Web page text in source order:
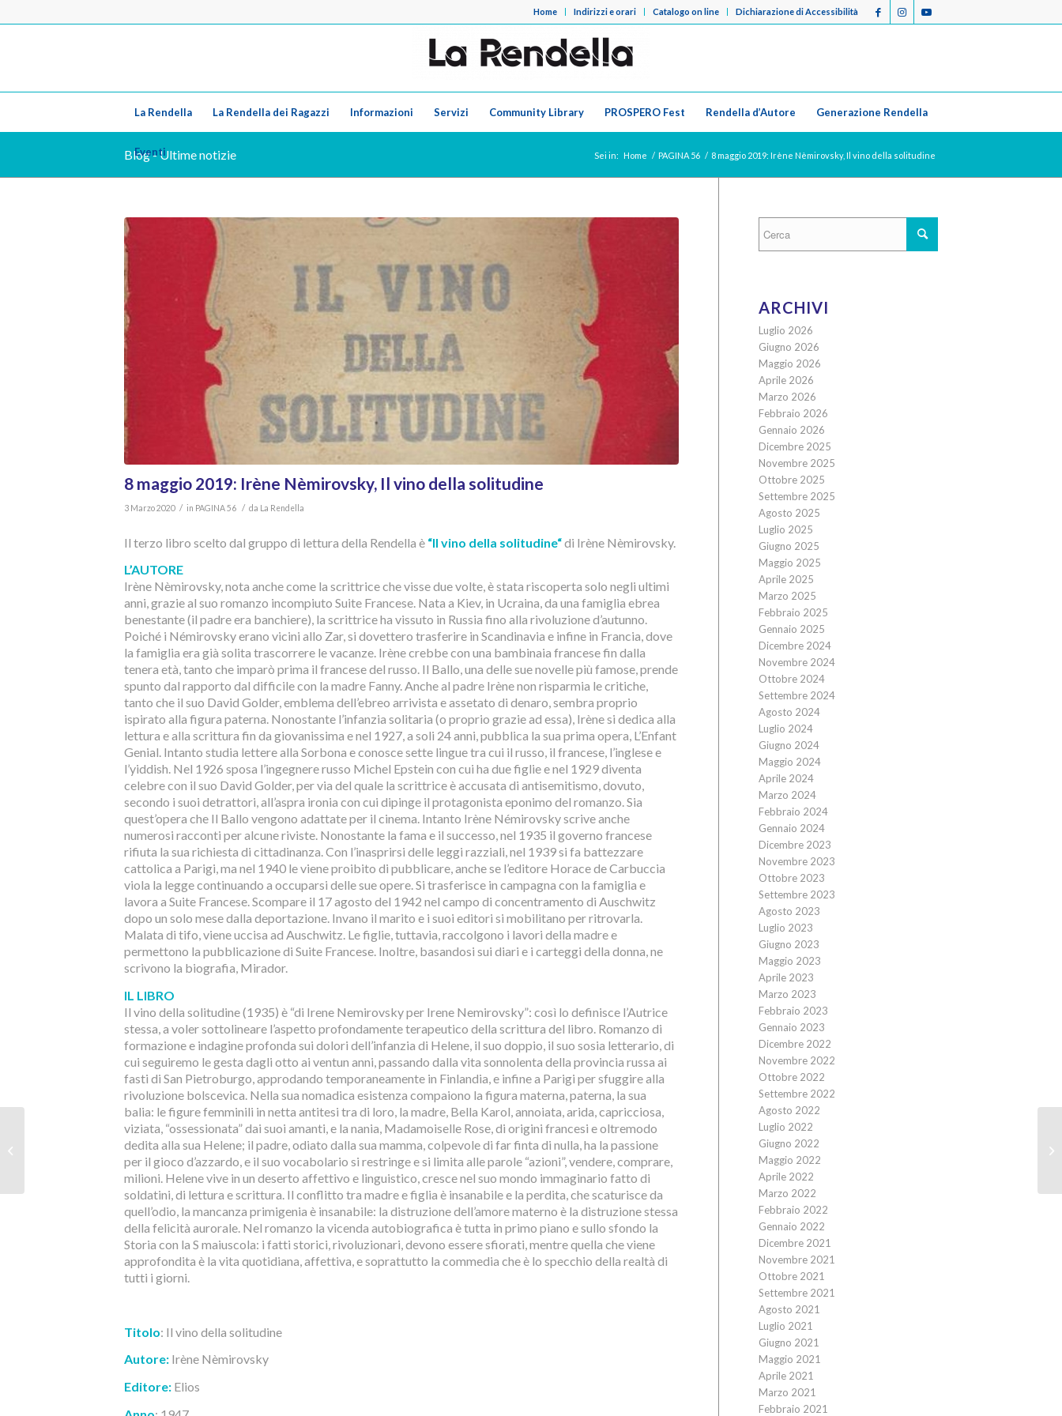
Home Indirizzi e orari Catalogo on line Dichiarazione di Accessibilità
La Rendella La Rendella dei Ragazzi Informazioni Servizi Community Library PROSPERO Fest Rendella d’Autore Generazione Rendella
Eventi
Blog - Ultime notizie Sei in: Home / PAGINA 56 / 8 maggio 2019: Irène Nèmirovsky, Il vino della solitudine
8 maggio 2019: Irène Nèmirovsky, Il vino della solitudine
3 Marzo 2020 / in PAGINA 56 / da La Rendella
Il terzo libro scelto dal gruppo di lettura della Rendella è “Il vino della solitudine“di Irène Nèmirovsky.
L’AUTORE
Irène Nèmirovsky, nota anche come la scrittrice che visse due volte, è stata riscoperta solo negli ultimi
anni, grazie al suo romanzo incompiuto Suite Francese. Nata a Kiev, in Ucraina, da una famiglia ebrea
benestante (il padre era banchiere), la scrittrice ha vissuto in Russia fino alla rivoluzione d’autunno.
Poiché i Némirovsky erano vicini allo Zar, si dovettero trasferire in Scandinavia e infine in Francia, dove
la famiglia era già solita trascorrere le vacanze. Irène crebbe con una bambinaia francese fin dalla
tenera età, tanto che imparò prima il francese del russo. Il Ballo, una delle sue novelle più famose, prende
spunto dal rapporto dal difficile con la madre Fanny. Anche al padre Irène non risparmia le critiche,
tanto che il suo David Golder, emblema dell’ebreo arrivista e assetato di denaro, sembra proprio
ispirato alla figura paterna. Nonostante l’infanzia solitaria (o proprio grazie ad essa), Irène si dedica alla
lettura e alla scrittura fin da giovanissima e nel 1927, a soli 24 anni, pubblica la sua prima opera, L’Enfant
Genial. Intanto studia lettere alla Sorbona e conosce sette lingue tra cui il russo, il francese, l’inglese e
l’yiddish. Nel 1926 sposa l’ingegnere russo Michel Epstein con cui ha due figlie e nel 1929 diventa
celebre con il suo David Golder, per via del quale la scrittrice è accusata di antisemitismo, dovuto,
secondo i suoi detrattori, all’aspra ironia con cui dipinge il protagonista eponimo del romanzo. Sia
quest’opera che Il Ballo vengono adattate per il cinema. Intanto Irène Némirovsky scrive anche
numerosi racconti per alcune riviste. Nonostante la fama e il successo, nel 1935 il governo francese
rifiuta la sua richiesta di cittadinanza. Con l’inasprirsi delle leggi razziali, nel 1939 si fa battezzare
cattolica a Parigi, ma nel 1940 le viene proibito di pubblicare, anche se l’editore Horace de Carbuccia
viola la legge continuando a occuparsi delle sue opere. Si trasferisce in campagna con la famiglia e
lavora a Suite Francese. Scompare il 17 agosto del 1942 nel campo di concentramento di Auschwitz
dopo un solo mese dalla deportazione. Invano il marito e i suoi editori si mobilitano per ritrovarla.
Malata di tifo, viene uccisa ad Auschwitz. Le figlie, tuttavia, raccolgono i lavori della madre e
permettono la pubblicazione di Suite Francese. Inoltre, basandosi sui diari e i carteggi della donna, ne
scrivono la biografia, Mirador.
IL LIBRO
Il vino della solitudine (1935) è “di Irene Nemirovsky per Irene Nemirovsky”: così lo definisce l’Autrice
stessa, a voler sottolineare l’aspetto profondamente terapeutico della scrittura del libro. Romanzo di
formazione e indagine profonda sui dolori dell’infanzia di Helene, il suo doppio, il suo sosia letterario, di
cui seguiremo le gesta dagli otto ai ventun anni, passando dalla vita sonnolenta della provincia russa ai
fasti di San Pietroburgo, approdando temporaneamente in Finlandia, e infine a Parigi per sfuggire alla
rivoluzione bolscevica. Nella sua nomadica esistenza compaiono la figura materna, paterna, la sua
balia: le figure femminili in netta antitesi tra di loro, la madre, Bella Karol, annoiata, arida, capricciosa,
viziata, “ossessionata” dai suoi amanti, e la nania, Madamoiselle Rose, di origini francesi e oltremodo
dedita alla sua Helene; il padre, odiato dalla sua mamma, colpevole di far finta di nulla, ha la passione
per il gioco d’azzardo, e il suo vocabolario si restringe e si limita alle parole “azioni”, vendere, comprare,
milioni. Helene vive in un deserto affettivo e linguistico, cresce nel suo mondo immaginario fatto di
soldatini, di lettura e scrittura. Il conflitto tra madre e figlia è insanabile e la perdita, che scaturisce da
quell’odio, la mancanza primigenia è insanabile: la distruzione dell’amore materno è la distruzione stessa
della felicità aurorale. Nel romanzo la vicenda autobiografica è tutta in primo piano e sullo sfondo la
Storia con la S maiuscola: i fatti storici, rivoluzionari, devono essere sfiorati, mentre quella che viene
approfondita è la vita quotidiana, affettiva, e soprattutto la commedia che è lo specchio della realtà di
tutti i giorni.
Titolo: Il vino della solitudine
Autore: Irène Nèmirovsky
Editore: Elios
ARCHIVI
Luglio 2026
Giugno 2026
Maggio 2026
Aprile 2026
Marzo 2026
Febbraio 2026
Gennaio 2026
Dicembre 2025
Novembre 2025
Ottobre 2025
Settembre 2025
Agosto 2025
Luglio 2025
Giugno 2025
Maggio 2025
Aprile 2025
Marzo 2025
Febbraio 2025
Gennaio 2025
Dicembre 2024
Novembre 2024
Ottobre 2024
Settembre 2024
Agosto 2024
Luglio 2024
Giugno 2024
Maggio 2024
Aprile 2024
Marzo 2024
Febbraio 2024
Gennaio 2024
Dicembre 2023
Novembre 2023
Ottobre 2023
Settembre 2023
Agosto 2023
Luglio 2023
Giugno 2023
Maggio 2023
Aprile 2023
Marzo 2023
Febbraio 2023
Gennaio 2023
Dicembre 2022
Novembre 2022
Ottobre 2022
Settembre 2022
Agosto 2022
Luglio 2022
Giugno 2022
Maggio 2022
Aprile 2022
Marzo 2022
Febbraio 2022
Gennaio 2022
Dicembre 2021
Novembre 2021
Ottobre 2021
Settembre 2021
Agosto 2021
Luglio 2021
Giugno 2021
Maggio 2021
Aprile 2021
Marzo 2021
Febbraio 2021
20 marzo 2019: Paola
Dubini, Con la cultura
non si mangia! Falso!
di